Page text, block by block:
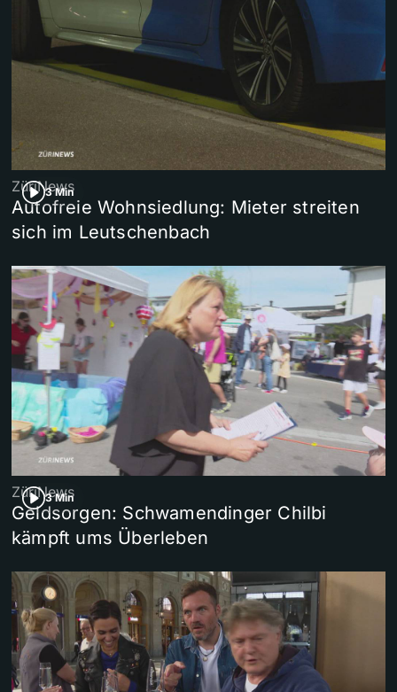
3 Min
ZüriNews
Autofreie Wohnsiedlung: Mieter streiten
sich im Leutschenbach
3 Min
ZüriNews
Geldsorgen: Schwamendinger Chilbi
kämpft ums Überleben